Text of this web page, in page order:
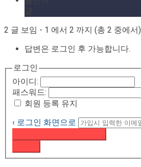
2 글 보임 - 1 에서 2 까지 (총 2 중에서)
답변은 로그인 후 가능합니다.
로그인
아이디:
패스워드:
회원 등록 유지
‹ 로그인 화면으로